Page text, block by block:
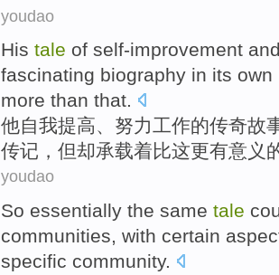
youdao
His tale of self-improvement
fascinating biography in its own
more than that.
他自我提高、 努力工作的传奇故
传记 ， 但却承载着比这更有意义
youdao
So essentially the same tale
communities, with certain
specific community.